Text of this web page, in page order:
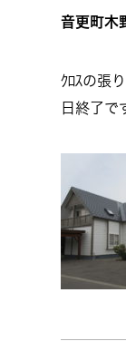
音更町木
ｸﾛｽの張
日終了で